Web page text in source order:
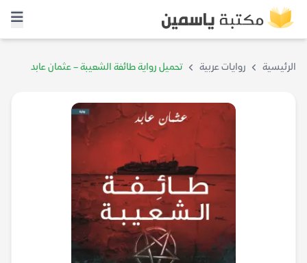
الرئيسية روايات عربية تحميل رواية طائفة الشعيبة – عثمان عابد